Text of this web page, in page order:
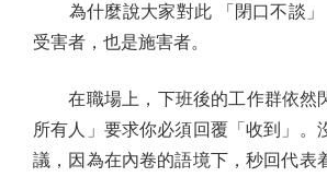
為什麼說大家對此 「閉口不談」
受害者，也是施害者。
在職場上，下班後的工作群依然
所有人」要求你必須回覆「收到」。
議，因為在內卷的語境下，秒回代表